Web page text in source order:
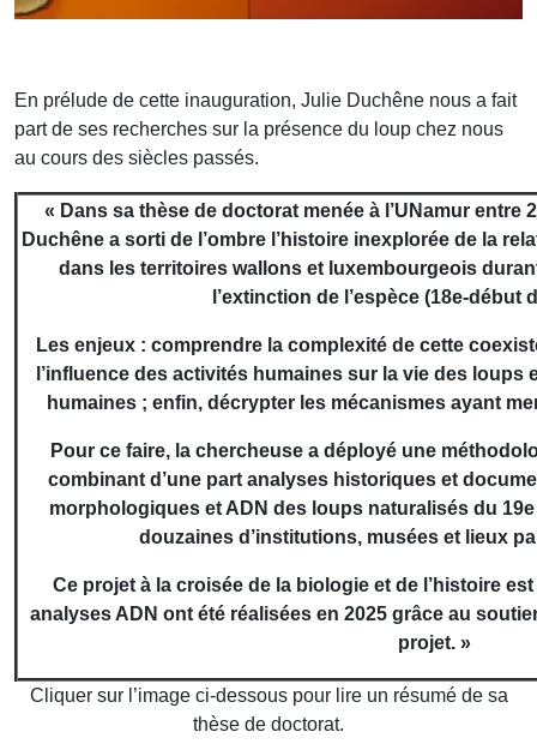
En prélude de cette inauguration, Julie Duchêne nous a fait
part de ses recherches sur la présence du loup chez nous
au cours des siècles passés.
« Dans sa thèse de doctorat menée à l’UNamur entre
Duchêne a sorti de l’ombre l’histoire inexplorée de la
dans les territoires wallons et luxembourgeois
l’extinction de l’espèce (18e-début
Les enjeux : comprendre la complexité de cette
l’influence des activités humaines sur la vie des
humaines ; enfin, décrypter les mécanismes ayant
Pour ce faire, la chercheuse a déployé une
combinant d’une part analyses historiques et
morphologiques et ADN des loups naturalisés du
douzaines d’institutions, musées et lieux
Ce projet à la croisée de la biologie et de l’histoire
analyses ADN ont été réalisées en 2025 grâce au
projet. »
Cliquer sur l’image ci-dessous pour lire un résumé de sa
thèse de doctorat.